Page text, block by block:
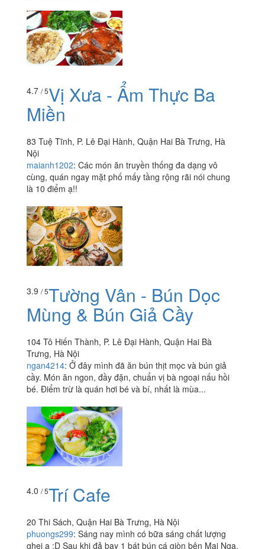
4.7 / 5Vị Xưa - Ẩm Thực Ba
Miền
83 Tuệ Tĩnh, P. Lê Đại Hành, Quận Hai Bà Trưng, Hà
Nội
maianh1202: Các món ăn truyền thống đa dạng vô
cùng, quán ngay mặt phố mấy tầng rộng rãi nói chung
là 10 điểm ạ!!
3.9 / 5Tường Vân - Bún Dọc
Mùng & Bún Giả Cầy
104 Tô Hiến Thành, P. Lê Đại Hành, Quận Hai Bà
Trưng, Hà Nội
ngan4214: Ở đây mình đã ăn bún thịt mọc và bún giả
cầy. Món ăn ngon, đầy đặn, chuẩn vị bà ngoại nấu hồi
bé. Điểm trừ là quán hơi bé và bí, nhất là mùa...
4.0 / 5Trí Cafe
20 Thi Sách, Quận Hai Bà Trưng, Hà Nội
phuongs299: Sáng nay mình có bữa sáng chất lượng
ghei ạ :D Sau khi đả bay 1 bát bún cá giòn bên Mai Nga,